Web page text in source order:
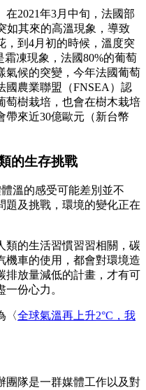
2021年3月中旬，法國部
如其來的高溫現象，導致
，到4月初的時候，溫度突
霜凍現象，法國80%的葡萄
氣候的突變，今年法國葡萄
國農業聯盟（FNSEA）認
萄樹栽培，也會在樹木栽培
帶來近30億歐元（新台幣
的生存挑戰
溫的感受可能差別並不
題及挑戰，環境的變化正在
類的生活習慣習習相關，碳
機車的使用，都會對環境造
排放量減低的計畫，才有可
份心力。
〈全球氣溫再上升2°C，我
團隊是一群媒體工作以及對